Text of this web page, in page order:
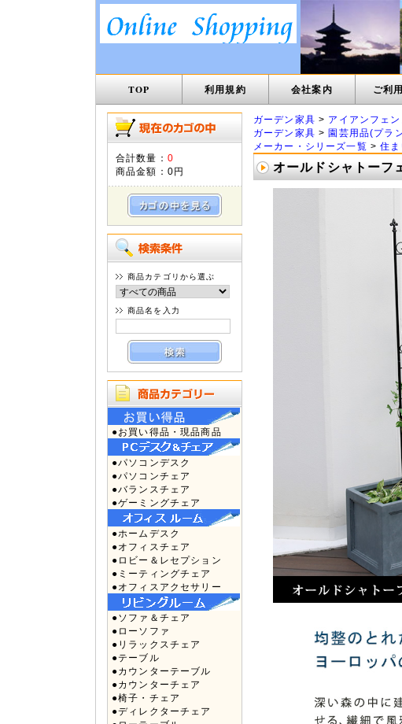
TOP 利用規約 会社案内 ご利
合計数量： 0
商品金額： 0円
商品カテゴリから選ぶ
商品名を入力
●お買い得品・現品商品
●パソコンデスク
●パソコンチェア
●バランスチェア
●ゲーミングチェア
●ホームデスク
●オフィスチェア
●ロビー＆レセプション
●ミーティングチェア
●オフィスアクセサリー
●ソファ＆チェア
●ローソファ
●リラックスチェア
●テーブル
●カウンターテーブル
●カウンターチェア
●椅子・チェア
●ディレクターチェア
ガーデン家具 > アイアンフェン
ガーデン家具 >園芸用品(プラ
メーカー・シリーズ一覧 >住
オールドシャトーフ